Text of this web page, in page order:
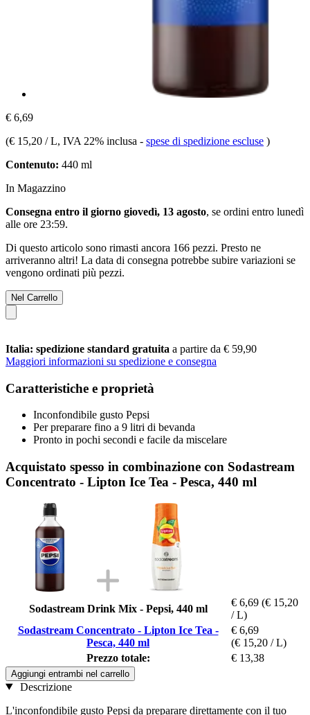
€ 6,69
(€ 15,20 / L, IVA 22% inclusa - spese di spedizione escluse )
Contenuto: 440 ml
In Magazzino
Consegna entro il giorno giovedì, 13 agosto, se ordini entro lunedì
alle ore 23:59.
Di questo articolo sono rimasti ancora 166 pezzi. Presto ne
arriveranno altri! La data di consegna potrebbe subire variazioni se
vengono ordinati più pezzi.
Nel Carrello
Italia: spedizione standard gratuita a partire da € 59,90
Maggiori informazioni su spedizione e consegna
Caratteristiche e proprietà
Inconfondibile gusto Pepsi
Per preparare fino a 9 litri di bevanda
Pronto in pochi secondi e facile da miscelare
Acquistato spesso in combinazione con Sodastream
Concentrato - Lipton Ice Tea - Pesca, 440 ml
Sodastream Drink Mix - Pepsi, 440 ml
€ 6,69 (€ 15,20
/ L)
Sodastream Concentrato - Lipton Ice Tea -
Pesca, 440 ml
€ 6,69
(€ 15,20 / L)
Prezzo totale:
€ 13,38
Aggiungi entrambi nel carrello
Descrizione
L'inconfondibile gusto Pepsi da preparare direttamente con il tuo